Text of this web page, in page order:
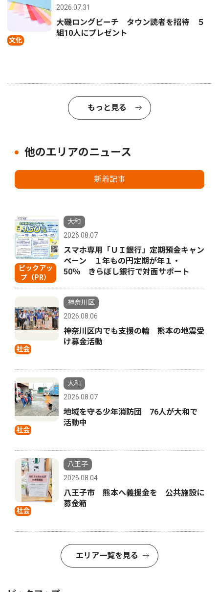
文化
2026.07.31
大磯ロングビーチ タウン読者を招待 ５
組10人にプレゼント
もっと見る
他のエリアのニュース
新着記事
ピックアッ
プ（PR）
大和
2026.08.07
スマホ専用「ＵＩ銀行」定期預金キャン
ペーン １年もの円定期が年１・
50％ きらぼし銀行で対面サポート
社会
神奈川区
2026.08.06
神奈川区内でも支援の輪 熊本の地震受
け募金活動
社会
大和
2026.08.07
地域を守る少年消防団 76人が大和で
活動中
社会
八王子
2026.08.04
八王子市 熊本へ義援金を 公共施設に
募金箱
エリア一覧を見る